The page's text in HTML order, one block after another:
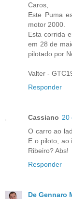
Caros,
Este Puma
motor 2000.
Esta corrida
em 28 de
pilotado por
Valter -
Responder
Cassiano 20
O carro ao
E o piloto, ao
Ribeiro? Abs!
Responder
De Gennaro